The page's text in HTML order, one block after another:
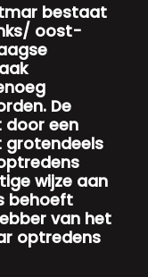
bestaat
oost-
De
door een
grotendeels
wijze aan
behoeft
van het
optredens